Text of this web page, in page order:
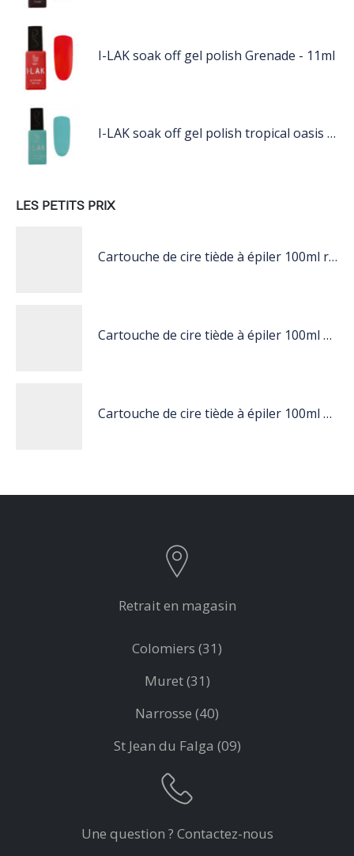
I-LAK soak off gel polish Grenade - 11ml
I-LAK soak off gel polish tropical oasis - 11ml
LES PETITS PRIX
Cartouche de cire tiède à épiler 100ml rose
Cartouche de cire tiède à épiler 100ml blanc
Cartouche de cire tiède à épiler 100ml nacré
Retrait en magasin
Colomiers (31)
Muret (31)
Narrosse (40)
St Jean du Falga (09)
Une question ? Contactez-nous